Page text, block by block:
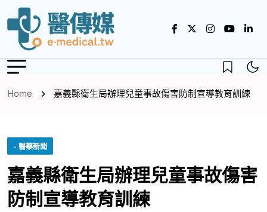
Home 嘉義縣衛生局辦理兒童事故傷害防制宣導教育訓練
- 醫藥新聞
嘉義縣衛生局辦理兒童事故傷害
防制宣導教育訓練